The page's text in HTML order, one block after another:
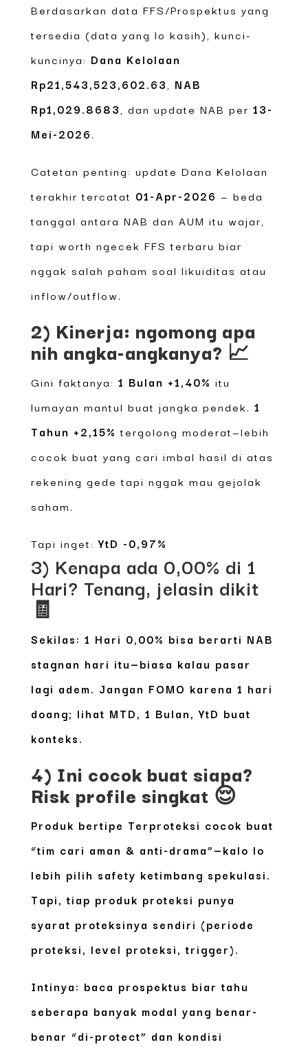
Berdasarkan data FFS/Prospektus yang
tersedia (data yang lo kasih), kunci-
kuncinya: Dana Kelolaan
Rp21,543,523,602.63
NAB
Rp1,029.8683 , dan update NAB per 13-
Mei-2026.
Catetan penting: update Dana Kelolaan
terakhir tercatat 01-Apr-2026 — beda
tanggal antara NAB dan AUM itu wajar,
tapi worth ngecek FFS terbaru biar
nggak salah paham soal likuiditas atau
inflow/outflow.
2) Kinerja: ngomong apa
nih angka-angkanya? 📈
Gini faktanya: 1 Bulan +1,40% itu
lumayan mantul buat jangka pendek. 1
Tahun +2,15% tergolong moderat—lebih
cocok buat yang cari imbal hasil di atas
rekening gede tapi nggak mau gejolak
saham.
Tapi inget:YtD -0,97%
3) Kenapa ada 0,00% di 1
Hari? Tenang, jelasin dikit
🧾
Sekilas: 1 Hari 0,00% bisa berarti NAB
stagnan hari itu—biasa kalau pasar
lagi adem. Jangan FOMO karena 1 hari
doang; lihat MTD, 1 Bulan, YtD buat
konteks.
4) Ini cocok buat siapa?
Risk profile singkat 😌
Produk bertipe Terproteksi cocok buat
“tim cari aman & anti-drama”—kalo lo
lebih pilih safety ketimbang spekulasi.
Tapi, tiap produk proteksi punya
syarat proteksinya sendiri (periode
proteksi, level proteksi, trigger).
Intinya: baca prospektus biar tahu
seberapa banyak modal yang benar-
benar “di-protect” dan kondisi